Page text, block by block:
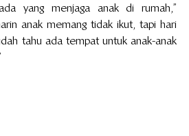
yang menjaga anak di rumah,”
anak memang tidak ikut, tapi hari
tahu ada tempat untuk anak-anak